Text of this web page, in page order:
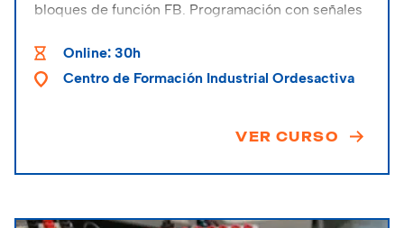
bloques de función FB. Programación con señales
lenguaje SCL.
Online: 30h
Centro de Formación Industrial Ordesactiva
VER CURSO